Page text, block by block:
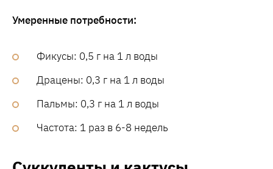
Умеренные потребности:
Фикусы: 0,5 г на 1 л воды
Драцены: 0,3 г на 1 л воды
Пальмы: 0,3 г на 1 л воды
Частота: 1 раз в 6-8 недель